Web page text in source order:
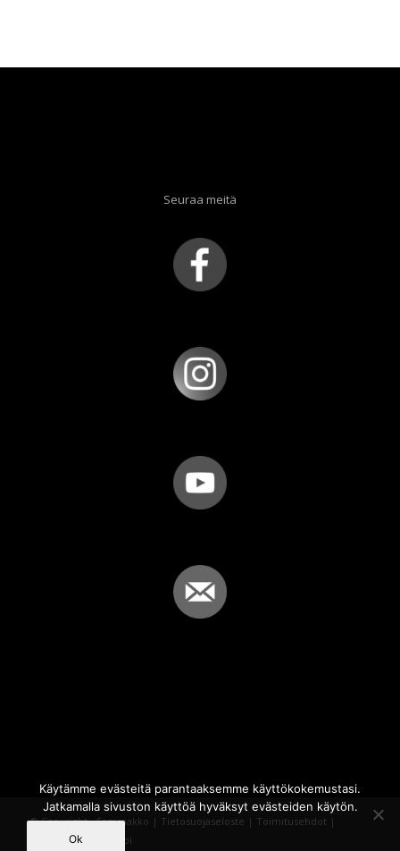
Seuraa meitä
© Copyright - Sammakko | Tietosuojaseloste | Toimitusehdot |
Powered by
iQWebbi
Käytämme evästeitä parantaaksemme käyttökokemustasi.
Jatkamalla sivuston käyttöä hyväksyt evästeiden käytön.
Ok